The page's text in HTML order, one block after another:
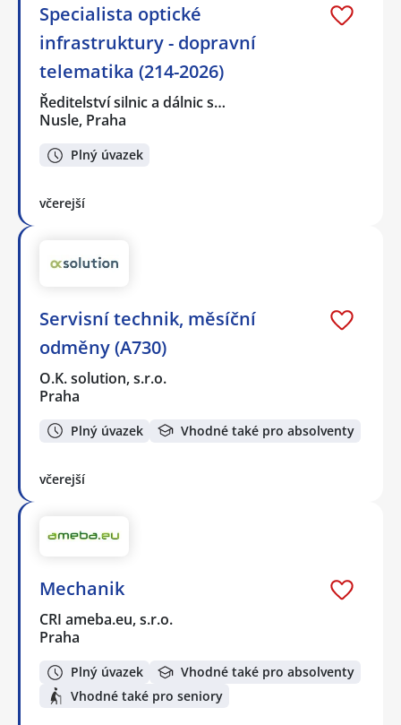
Specialista optické
infrastruktury - dopravní
telematika (214-2026)
Ředitelství silnic a dálnic s…
Nusle, Praha
Plný úvazek
včerejší
Servisní technik, měsíční
odměny (A730)
O.K. solution, s.r.o.
Praha
Plný úvazek Vhodné také pro absolventy
včerejší
Mechanik
CRI ameba.eu, s.r.o.
Praha
Plný úvazek
Vhodné také pro absolventy
Vhodné také pro seniory